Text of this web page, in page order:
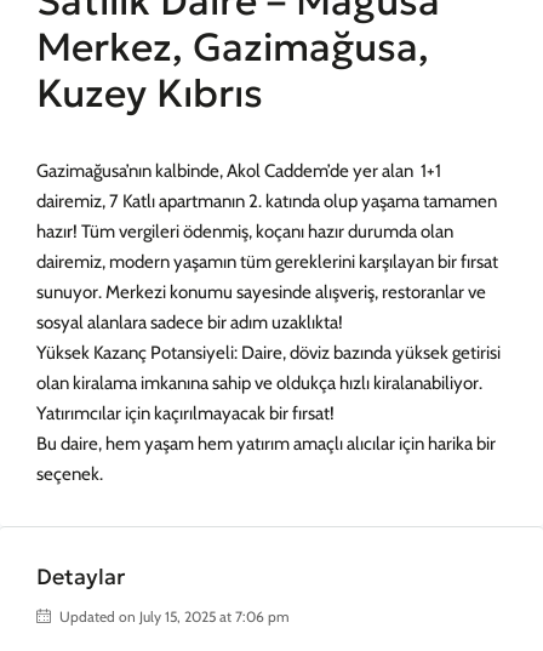
Merkez, Gazimağusa,
Kuzey Kıbrıs
Gazimağusa’nın kalbinde, Akol Caddem’de yer alan 1+1
dairemiz, 7 Katlı apartmanın 2. katında olup yaşama tamamen
hazır! Tüm vergileri ödenmiş, koçanı hazır durumda olan
dairemiz, modern yaşamın tüm gereklerini karşılayan bir fırsat
sunuyor. Merkezi konumu sayesinde alışveriş, restoranlar ve
sosyal alanlara sadece bir adım uzaklıkta!
Yüksek Kazanç Potansiyeli: Daire, döviz bazında yüksek getirisi
olan kiralama imkanına sahip ve oldukça hızlı kiralanabiliyor.
Yatırımcılar için kaçırılmayacak bir fırsat!
Bu daire, hem yaşam hem yatırım amaçlı alıcılar için harika bir
seçenek.
Detaylar
Updated on July 15, 2025 at 7:06 pm